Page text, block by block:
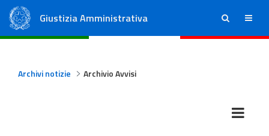
Giustizia Amministrativa ricerca menu
Archivi notizie Archivio Avvisi